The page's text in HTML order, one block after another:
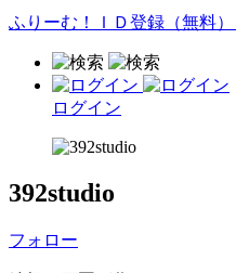
ふりーむ！ＩＤ登録（無料）
ログイン
392studio
フォロー